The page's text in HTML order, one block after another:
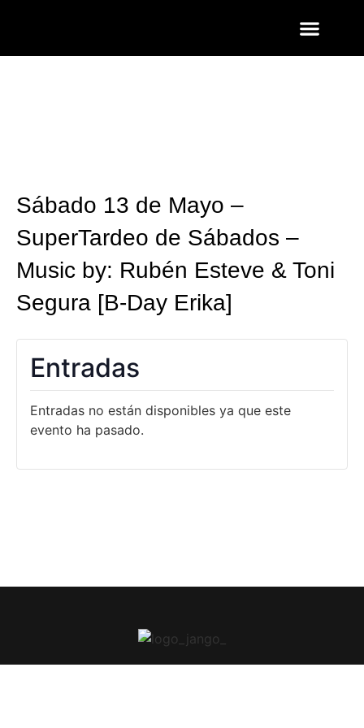
Sábado 13 de Mayo –
SuperTardeo de Sábados –
Music by: Rubén Esteve & Toni
Segura [B-Day Erika]
Entradas
Entradas no están disponibles ya que este
evento ha pasado.